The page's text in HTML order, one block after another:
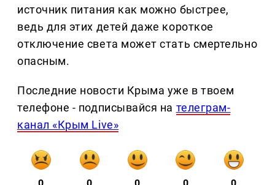
источник питания как можно быстрее,
ведь для этих детей даже короткое
отключение света может стать смертельно
опасным.
Последние новости Крыма уже в твоем
телефоне - подписывайся на телеграм-
канал «Крым Live»